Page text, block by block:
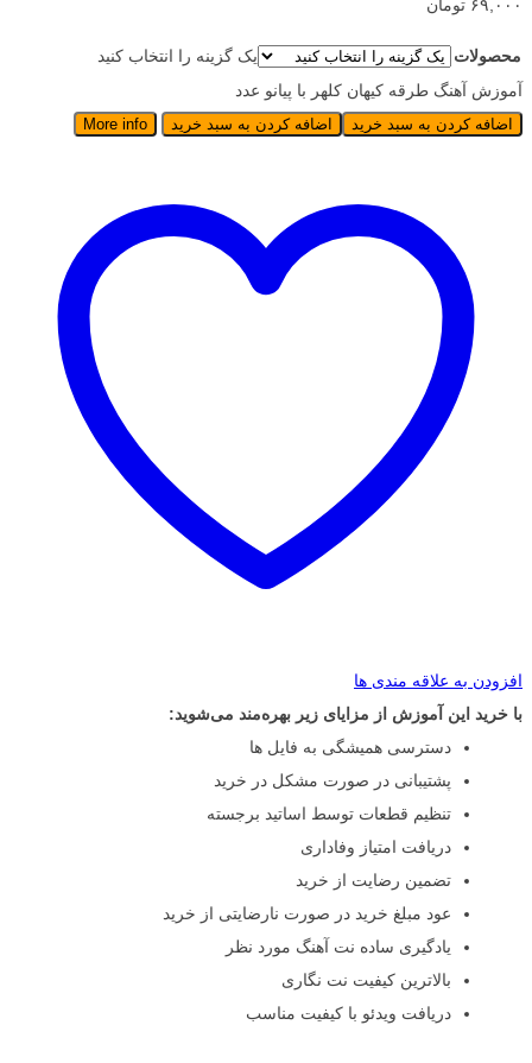
۶۹,۰۰۰ تومان
محصولات
یک گزینه را انتخاب کنید
آموزش آهنگ طرقه کیهان کلهر با پیانو عدد
اضافه کردن به سبد خرید اضافه کردن به سبد خرید More info
افزودن به علاقه مندی ها
با خرید این آموزش از مزایای زیر بهره‌مند می‌شوید:
دسترسی همیشگی به فایل ها
پشتیبانی در صورت مشکل در خرید
تنظیم قطعات توسط اساتید برجسته
دریافت امتیاز وفاداری
تضمین رضایت از خرید
عود مبلغ خرید در صورت نارضایتی از خرید
یادگیری ساده نت آهنگ مورد نظر
بالاترین کیفیت نت نگاری
دریافت ویدئو با کیفیت مناسب